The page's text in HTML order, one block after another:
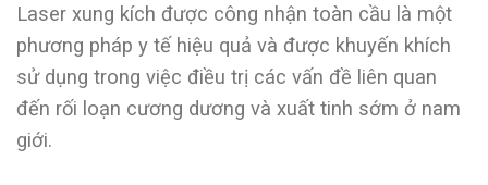
Laser xung kích được công nhận toàn cầu là một
phương pháp y tế hiệu quả và được khuyến khích
sử dụng trong việc điều trị các vấn đề liên quan
đến rối loạn cương dương và xuất tinh sớm ở nam
giới.